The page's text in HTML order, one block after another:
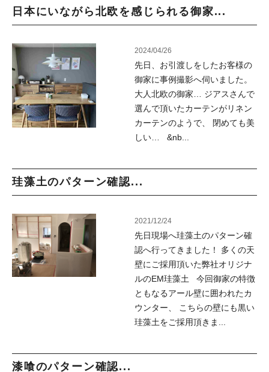
日本にいながら北欧を感じられる御家...
2024/04/26
先日、お引渡しをしたお客様の
御家に事例撮影へ伺いました。
大人北欧の御家… ジアスさんで
選んで頂いたカーテンがリネン
カーテンのようで、 閉めても美
しい… &nb...
珪藻土のパターン確認...
2021/12/24
先日現場へ珪藻土のパターン確
認へ行ってきました！ 多くの天
壁にご採用頂いた弊社オリジナ
ルのEM珪藻土 今回御家の特徴
ともなるアール壁に囲われたカ
ウンター、 こちらの壁にも黒い
珪藻土をご採用頂きま...
漆喰のパターン確認...